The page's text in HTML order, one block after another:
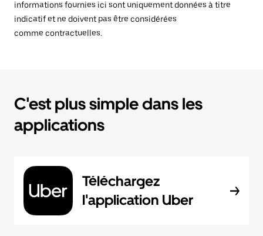
informations fournies ici sont uniquement données à titre
indicatif et ne doivent pas être considérées
comme contractuelles.
C'est plus simple dans les
applications
Téléchargez
l'application Uber